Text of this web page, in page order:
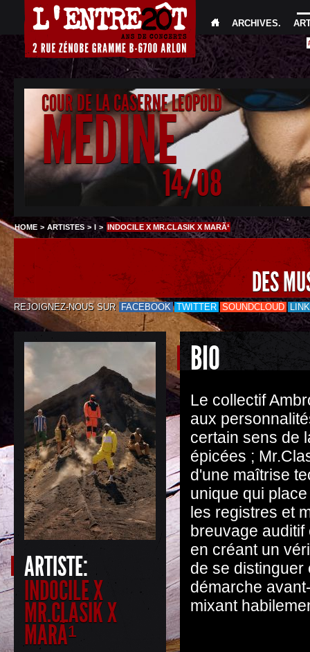
ARCHIVES.
COUR DE LA CASERNE LEOPOLD
MEDINE
14/08
HOME > ARTISTES > I > INDOCILE X MR.CLASIK X MARÃ¹
DES
REJOIGNEZ-NOUS SUR FACEBOOK TWITTER SOUNDCLOUD
ARTISTE:
INDOCILE X
MR.CLASIK X
MARÃ¹
BIO
Le collectif
aux
certain sens de
épicées ;
d'une maîtrise
unique qui
les registres et
breuvage
en créant un
de se distinguer
démarche
mixant